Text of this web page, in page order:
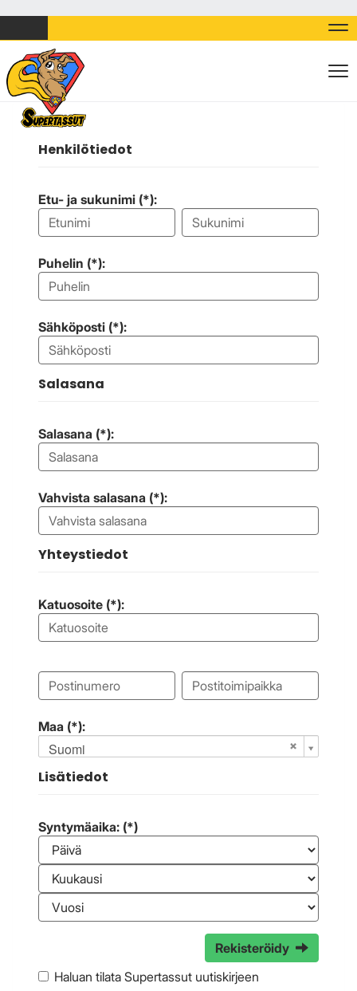
Henkilötiedot
Etu- ja sukunimi (*):
Puhelin (*):
Sähköposti (*):
Salasana
Salasana (*):
Vahvista salasana (*):
Yhteystiedot
Katuosoite (*):
Maa (*):
Suomi
Lisätiedot
Syntymäaika: (*)
Rekisteröidy
Haluan tilata Supertassut uutiskirjeen